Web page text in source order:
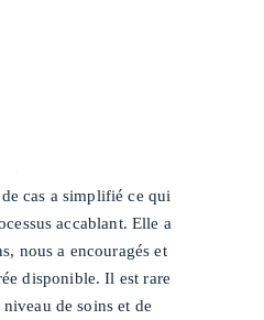
cas a simplifié ce qui
accablant. Elle a
nous a encouragés et
disponible. Il est rare
de soins et de